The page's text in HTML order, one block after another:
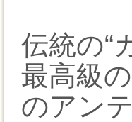
伝統の“
最高級
のアン